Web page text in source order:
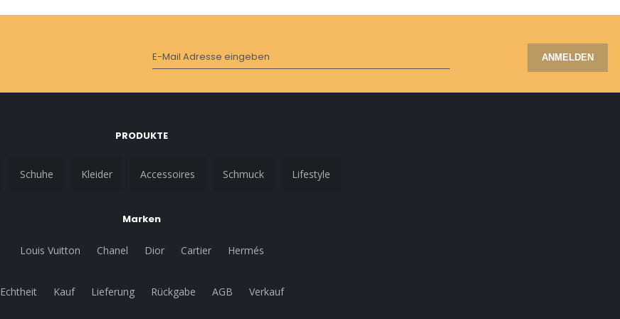
E-Mail Adresse eingeben ANMELDEN
PRODUKTE
Schuhe Kleider Accessoires Schmuck Lifestyle
Marken
Louis Vuitton Chanel Dior Cartier Hermés
Echtheit Kauf Lieferung Rückgabe AGB Verkauf